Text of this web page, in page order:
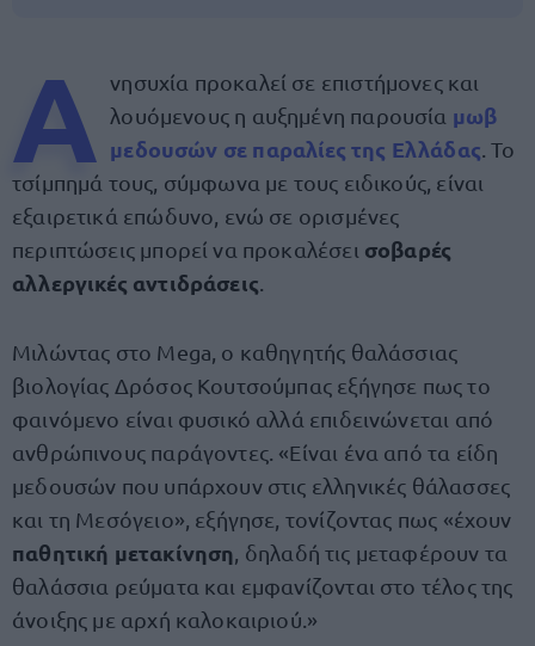
Α νησυχία προκαλεί σε επιστήμονες και
λουόμενους η αυξημένη παρουσία μωβ
μεδουσών σε παραλίες της Ελλάδας . Το
τσίμπημά τους, σύμφωνα με τους ειδικούς, είναι
εξαιρετικά επώδυνο, ενώ σε ορισμένες
περιπτώσεις μπορεί να προκαλέσει σοβαρές
αλλεργικές αντιδράσεις
Μιλώντας στο Mega, ο καθηγητής θαλάσσιας
βιολογίας Δρόσος Κουτσούμπας εξήγησε πως το
φαινόμενο είναι φυσικό αλλά επιδεινώνεται από
ανθρώπινους παράγοντες. «Είναι ένα από τα είδη
μεδουσών που υπάρχουν στις ελληνικές θάλασσες
και τη Μεσόγειο», εξήγησε, τονίζοντας πως «έχουν
παθητική μετακίνηση , δηλαδή τις μεταφέρουν τα
θαλάσσια ρεύματα και εμφανίζονται στο τέλος της
άνοιξης με αρχή καλοκαιριού.»